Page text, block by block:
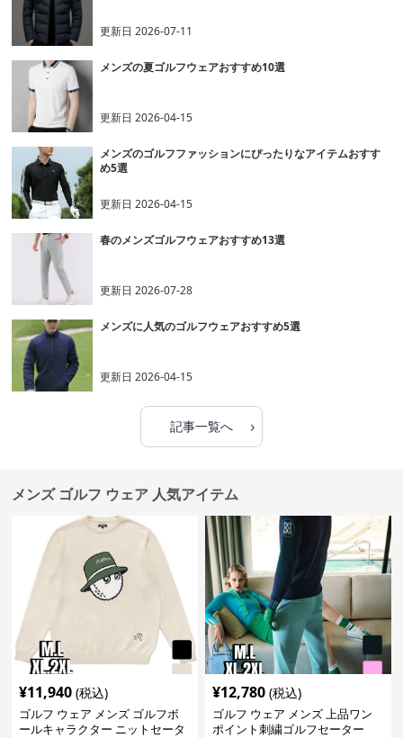
更新日2026-07-11
メンズの夏ゴルフウェアおすすめ10選
更新日2026-04-15
メンズのゴルフファッションにぴったりなアイテムおすす
め5選
更新日2026-04-15
春のメンズゴルフウェアおすすめ13選
更新日2026-07-28
メンズに人気のゴルフウェアおすすめ5選
更新日2026-04-15
記事一覧へ ›
メンズ ゴルフ ウェア 人気アイテム
¥11,940 (税込)
ゴルフ ウェア メンズ ゴルフボ
ールキャラクター ニットセータ
¥12,780 (税込)
ゴルフ ウェア メンズ 上品ワン
ポイント刺繍ゴルフセーター